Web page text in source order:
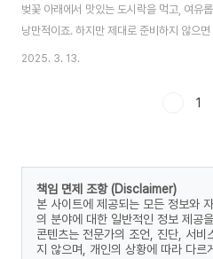
벚꽃 아래에서 맛있는 도시락을 먹고, 여유
낭만적이죠. 하지만 제대로 준비하지 않으
요. 2025년 벚꽃놀이를 더욱 완벽하게 즐길
완벽하게 준비해볼까요? 🌸🍱 2025. 봄꽃
2025. 3. 13.
1
책임 면제 조항 (Disclaimer)
본 사이트에 제공되는 모든 정보와
의 분야에 대한 일반적인 정보 제공
콘텐츠는 전문가의 조언, 진단, 서비
지 않으며, 개인의 상황에 따라 다르